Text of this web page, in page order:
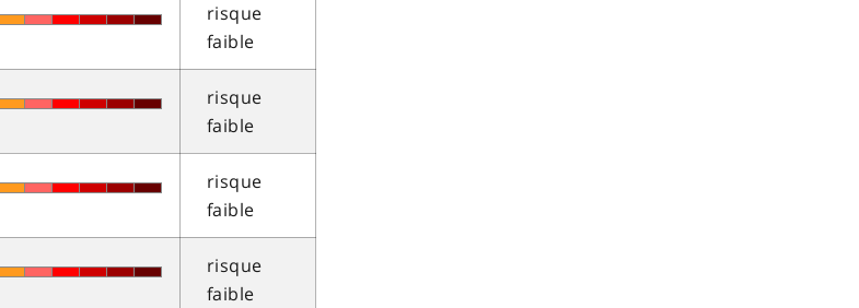
risque
faible
risque
faible
risque
faible
risque
faible